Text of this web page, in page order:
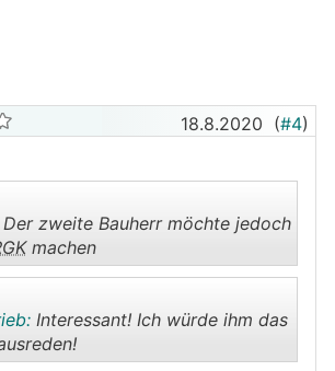
18.8.2020 (#4)
Der zweite Bauherr möchte jedoch
machen
Interessant! Ich würde ihm das